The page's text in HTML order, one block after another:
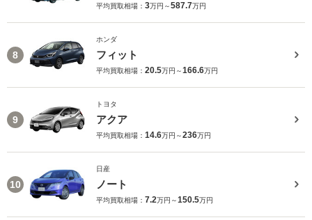
平均買取相場： 3万円～587.7万円
8
ホンダ
フィット
平均買取相場： 20.5万円～166.6万円
9
トヨタ
アクア
平均買取相場： 14.6万円～236万円
10
日産
ノート
平均買取相場： 7.2万円～150.5万円